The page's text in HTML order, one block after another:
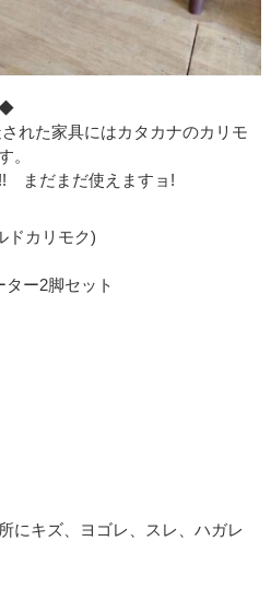
◆
れた家具にはカタカナのカリモ
。
まだまだ使えますョ!
ドカリモク)
ー2脚セット
にキズ、ヨゴレ、スレ、ハガレ